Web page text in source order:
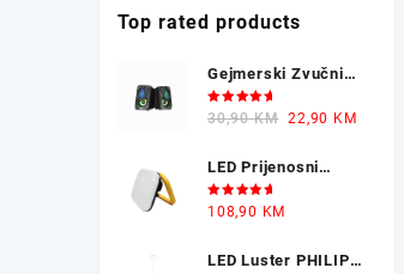
Top rated products
Gejmerski Zvučnici
sa Osvjetljenjem X-
TRIKE
Ocjenjeno
5.00 od 5
30,90KM Original
was:
22,90 KMCurrent
LED Prijenosni
Reflektor GREEN
TECH 50-25W
Ocjenjeno
5.00od 5
108,90 KM
LED Luster PHILIPS